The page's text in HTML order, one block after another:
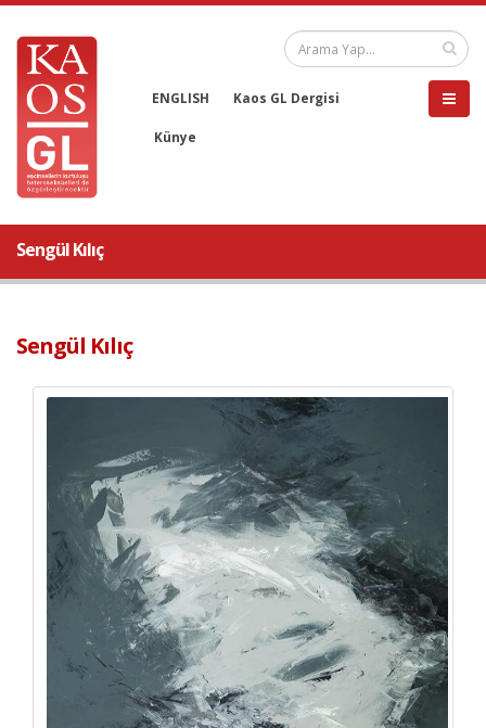
ENGLISH Kaos GL Dergisi
Künye
Sengül Kılıç
Sengül Kılıç